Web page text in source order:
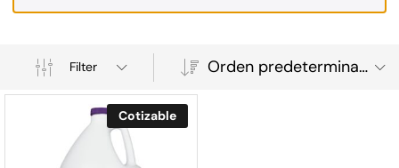
Filter Orden predeterminado
Cotizable